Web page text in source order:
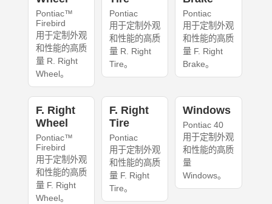
Pontiac™
Firebird
用于定制外观
和性能的高质
量 R. Right
Wheel。
Pontiac
用于定制外观
和性能的高质
量 R. Right
Tire。
Pontiac
用于定制外观
和性能的高质
量 F. Right
Brake。
F. Right
Wheel
Pontiac™
Firebird
用于定制外观
和性能的高质
量 F. Right
Wheel。
F. Right
Tire
Pontiac
用于定制外观
和性能的高质
量 F. Right
Tire。
Windows
Pontiac 40
用于定制外观
和性能的高质
量
Windows。